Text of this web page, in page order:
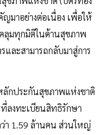
มาอย่างต่อเนื่อง เพื่อให้
ลุมทุกมิติในด้านสุขภาพ
และสามารถกลับมาสู่การ
ลักประกันสุขภาพแห่งชาติ
ลงทะเบียนสิทธิรักษา
า 1.59 ล้านคน ส่วนใหญ่